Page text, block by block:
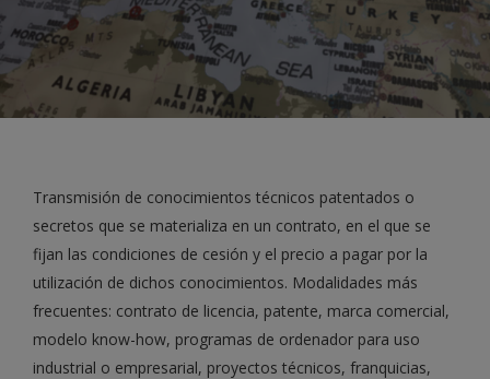
Transmisión de conocimientos técnicos patentados o
secretos que se materializa en un contrato, en el que se
fijan las condiciones de cesión y el precio a pagar por la
utilización de dichos conocimientos. Modalidades más
frecuentes: contrato de licencia, patente, marca comercial,
modelo know-how, programas de ordenador para uso
industrial o empresarial, proyectos técnicos, franquicias,